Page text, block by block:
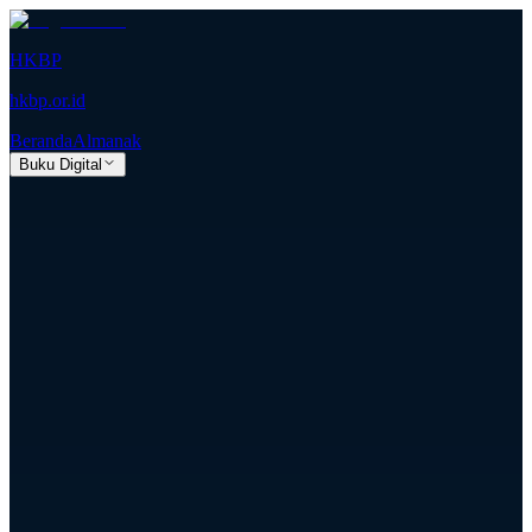
HKBP
hkbp.or.id
BerandaAlmanak
Buku Digital